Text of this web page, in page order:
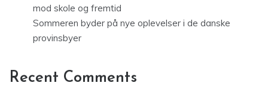
mod skole og fremtid
Sommeren byder på nye oplevelser i de danske
provinsbyer
Recent Comments